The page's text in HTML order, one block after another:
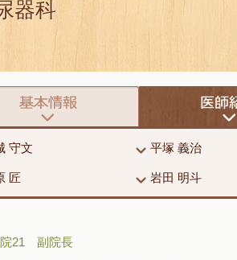
器科
守文 平塚 義治
匠 岩田 明斗
院21 副院長